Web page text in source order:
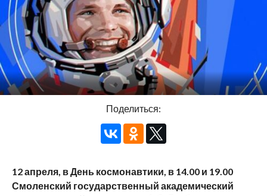
Поделиться:
12 апреля, в День космонавтики, в 14.00 и 19.00
Смоленский государственный академический